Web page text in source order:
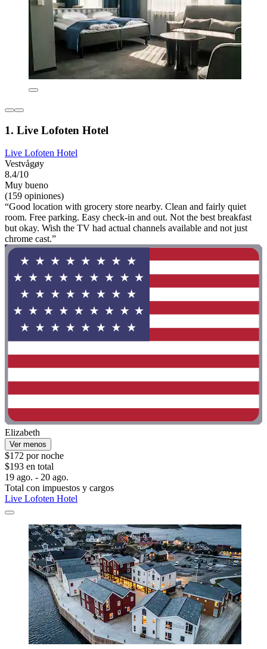
1. Live Lofoten Hotel
Live Lofoten Hotel
Vestvågøy
8.4/10
Muy bueno
(159 opiniones)
“Good location with grocery store nearby. Clean and fairly quiet
room. Free parking. Easy check-in and out. Not the best breakfast
but okay. Wish the TV had actual channels available and not just
chrome cast.”
Elizabeth
Ver menos
$172 por noche
$193 en total
19 ago. - 20 ago.
Total con impuestos y cargos
Live Lofoten Hotel